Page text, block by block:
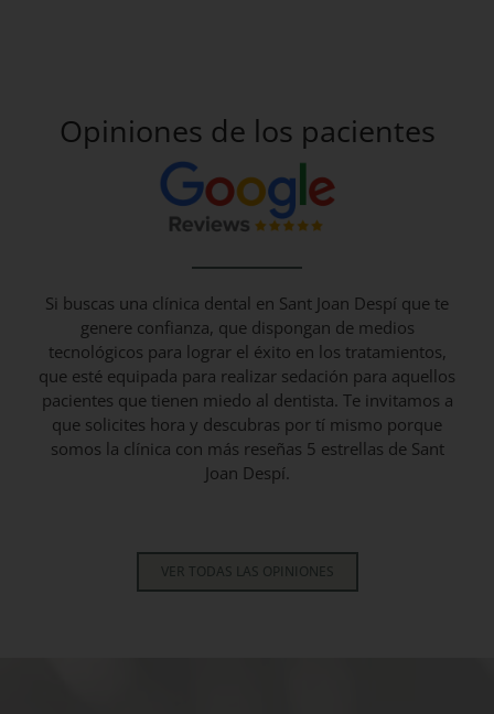
Opiniones de los pacientes
Si buscas una clínica dental en Sant Joan Despí que te
genere confianza, que dispongan de medios
tecnológicos para lograr el éxito en los tratamientos,
que esté equipada para realizar sedación para aquellos
pacientes que tienen miedo al dentista. Te invitamos a
que solicites hora y descubras por tí mismo porque
somos la clínica con más reseñas 5 estrellas de Sant
Joan Despí.
VER TODAS LAS OPINIONES